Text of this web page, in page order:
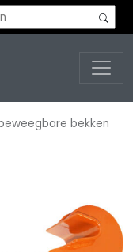
bekken